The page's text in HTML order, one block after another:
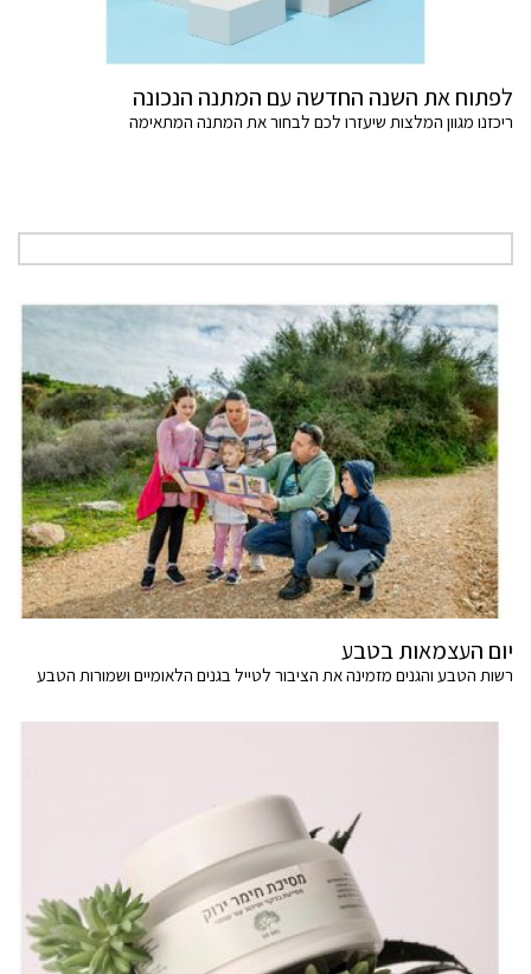
לפתוח את השנה החדשה עם המתנה הנכונה
ריכזנו מגוון המלצות שיעזרו לכם לבחור את המתנה המתאימה
יום העצמאות בטבע
רשות הטבע והגנים מזמינה את הציבור לטייל בגנים הלאומיים ושמורות הטבע